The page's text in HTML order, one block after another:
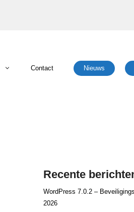
(IMAP)
& Ondersteuning Service (HOS)
& Configuratie Service
Contact Nieuws
Recente
WordPress 7.0.2 –
2026